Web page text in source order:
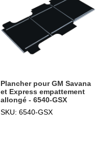
Plancher pour GM Savana
et Express empattement
allongé - 6540-GSX
SKU: 6540-GSX